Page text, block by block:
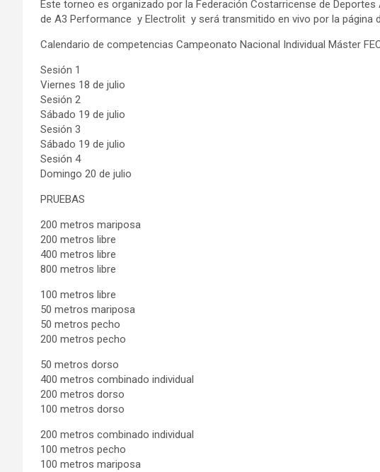
Este torneo es organizado por la Federación Costarricense de
de A3 Performance y Electrolit y será transmitido en vivo por la página
Calendario de competencias Campeonato Nacional Individual Máster
Sesión 1
Viernes 18 de julio
Sesión 2
Sábado 19 de julio
Sesión 3
Sábado 19 de julio
Sesión 4
Domingo 20 de julio
PRUEBAS
200 metros mariposa
200 metros libre
400 metros libre
800 metros libre
100 metros libre
50 metros mariposa
50 metros pecho
200 metros pecho
50 metros dorso
400 metros combinado individual
200 metros dorso
100 metros dorso
200 metros combinado individual
100 metros pecho
100 metros mariposa